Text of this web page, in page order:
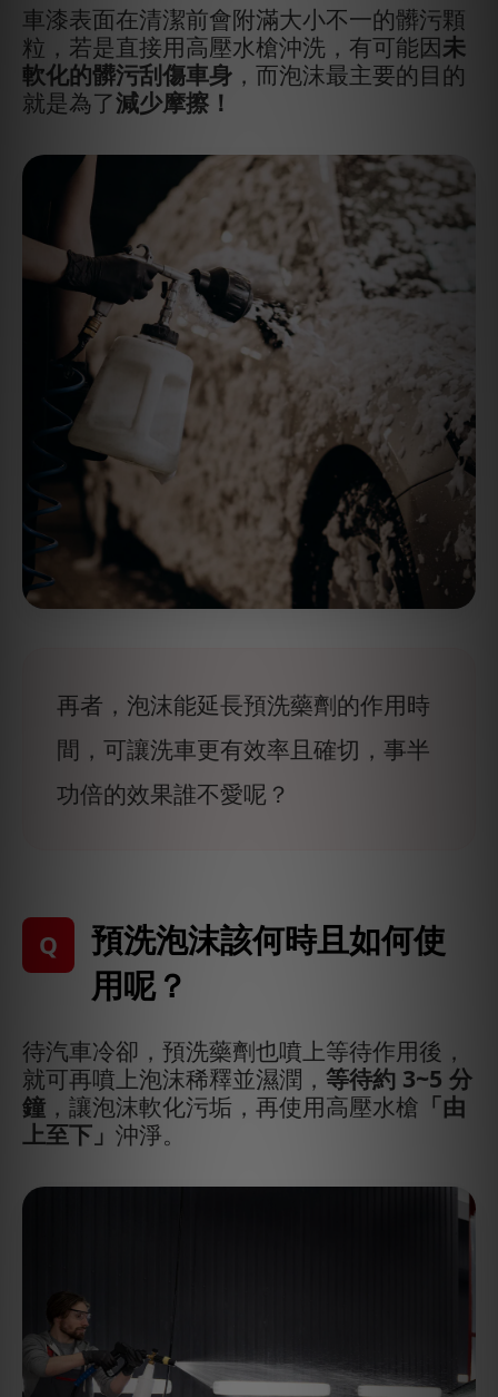
車漆表面在清潔前會附滿大小不一的髒污顆
粒，若是直接用高壓水槍沖洗，有可能因未
軟化的髒污刮傷車身 ，而泡沫最主要的目的
就是為了減少摩擦！
再者，泡沫能延長預洗藥劑的作用時
間，可讓洗車更有效率且確切，事半
功倍的效果誰不愛呢？
Q
預洗泡沫該何時且如何使
用呢？
待汽車冷卻，預洗藥劑也噴上等待作用後，
就可再噴上泡沫稀釋並濕潤， 等待約 3~5 分
鐘 ，讓泡沫軟化污垢，再使用高壓水槍 「由
上至下」 沖淨。